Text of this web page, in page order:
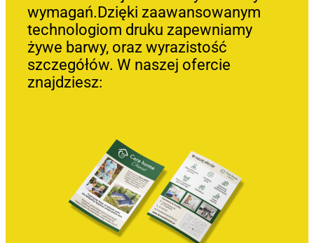
wymagań.Dzięki zaawansowanym
technologiom druku zapewniamy
żywe barwy, oraz wyrazistość
szczegółów. W naszej ofercie
znajdziesz: